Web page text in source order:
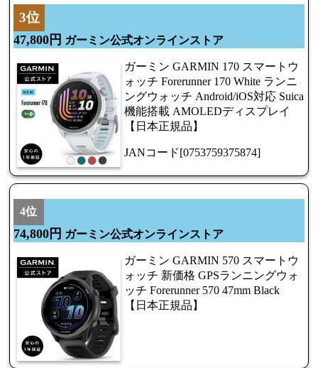
3位
47,800円 ガーミン公式オンラインストア
ガーミン GARMIN 170 スマートウ
ォッチ Forerunner 170 White ランニ
ングウォッチ Android/iOS対応 Suica
機能搭載 AMOLEDディスプレイ
【日本正規品】
JANコード[0753759375874]
4位
74,800円 ガーミン公式オンラインストア
ガーミン GARMIN 570 スマートウ
ォッチ 新価格 GPSランニングウォ
ッチ Forerunner 570 47mm Black
【日本正規品】